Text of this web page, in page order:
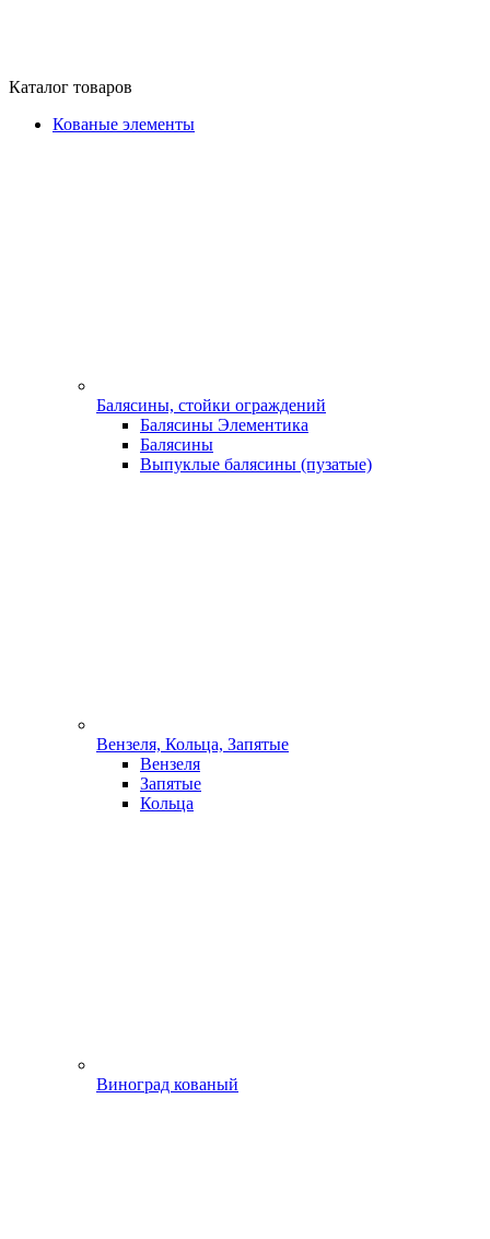
Каталог товаров
Кованые элементы
Балясины, стойки ограждений
Балясины Элементика
Балясины
Выпуклые балясины (пузатые)
Вензеля, Кольца, Запятые
Вензеля
Запятые
Кольца
Виноград кованый